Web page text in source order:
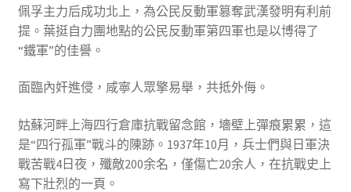
佩孚主力后成功北上，為公民反動軍篡奪武漢發明有利前
提。葉挺自力團地點的公民反動軍第四軍也是以博得了
“鐵軍”的佳譽。
面臨內奸進侵，咸寧人眾擎易舉，共抵外侮。
姑蘇河畔上海四行倉庫抗戰留念館，墻壁上彈痕累累，這
是“四行孤軍”戰斗的陳跡。1937年10月，兵士們與日軍決
戰苦戰4日夜，殲敵200余名，僅傷亡20余人，在抗戰史上
寫下壯烈的一頁。